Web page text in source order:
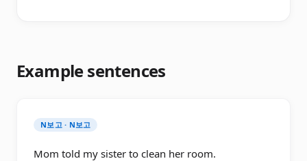
Example sentences
N보고 · N보고
Mom told my sister to clean her room.